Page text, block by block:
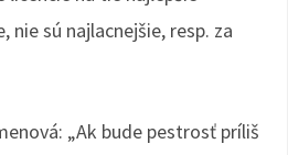
nie sú najlacnejšie, resp. za
„Ak bude pestrosť príliš